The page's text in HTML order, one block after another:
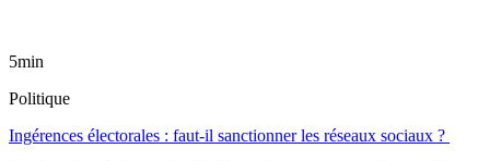
5min
Politique
Ingérences électorales : faut-il sanctionner les réseaux sociaux ?